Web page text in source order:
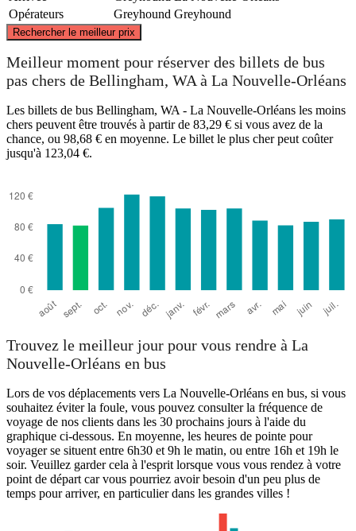
Opérateurs
Greyhound Greyhound
Rechercher le meilleur prix
©CARTO, ©OpenStreetMap
Meilleur moment pour réserver des billets de bus
pas chers de Bellingham, WA à La Nouvelle-Orléans
Les billets de bus Bellingham, WA - La Nouvelle-Orléans les moins
chers peuvent être trouvés à partir de 83,29 € si vous avez de la
chance, ou 98,68 € en moyenne. Le billet le plus cher peut coûter
jusqu'à 123,04 €.
Trouvez le meilleur jour pour vous rendre à La
Nouvelle-Orléans en bus
Lors de vos déplacements vers La Nouvelle-Orléans en bus, si vous
souhaitez éviter la foule, vous pouvez consulter la fréquence de
voyage de nos clients dans les 30 prochains jours à l'aide du
graphique ci-dessous. En moyenne, les heures de pointe pour
voyager se situent entre 6h30 et 9h le matin, ou entre 16h et 19h le
soir. Veuillez garder cela à l'esprit lorsque vous vous rendez à votre
point de départ car vous pourriez avoir besoin d'un peu plus de
temps pour arriver, en particulier dans les grandes villes !